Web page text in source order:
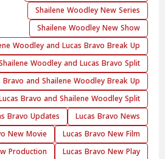
Shailene Woodley New Series
Shailene Woodley New Show
Woodley and Lucas Bravo Break Up
Woodley and Lucas Bravo Split
Bravo and Shailene Woodley Break Up
Bravo and Shailene Woodley Split
Lucas Bravo News
Bravo Updates
Lucas Bravo New Film
New Movie
Lucas Bravo New Play
Production